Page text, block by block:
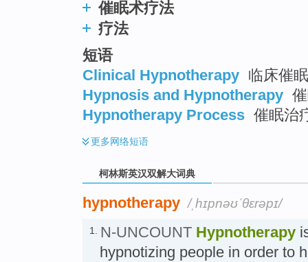
催眠术疗法
疗法
短语
Clinical Hypnotherapy 临床催
Hypnosis and Hypnotherapy
Hypnotherapy Process 催眠治
更多网络短语
柯林斯英汉双解大词典
hypnotherapy /ˌhɪpnəʊˈθɛrəpɪ/
1. N-UNCOUNT Hypnotherapy
hypnotizing people in order to